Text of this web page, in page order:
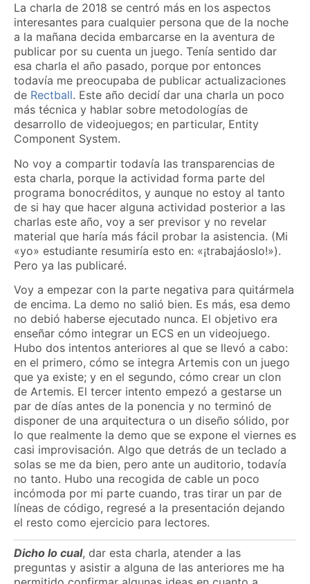
La charla de 2018 se centró más en los aspectos
interesantes para cualquier persona que de la noche
a la mañana decida embarcarse en la aventura de
publicar por su cuenta un juego. Tenía sentido dar
esa charla el año pasado, porque por entonces
todavía me preocupaba de publicar actualizaciones
de Rectball. Este año decidí dar una charla un poco
más técnica y hablar sobre metodologías de
desarrollo de videojuegos; en particular, Entity
Component System.
No voy a compartir todavía las transparencias de
esta charla, porque la actividad forma parte del
programa bonocréditos, y aunque no estoy al tanto
de si hay que hacer alguna actividad posterior a las
charlas este año, voy a ser previsor y no revelar
material que haría más fácil probar la asistencia. (Mi
«yo» estudiante resumiría esto en: «¡trabajáoslo!»).
Pero ya las publicaré.
Voy a empezar con la parte negativa para quitármela
de encima. La demo no salió bien. Es más, esa demo
no debió haberse ejecutado nunca. El objetivo era
enseñar cómo integrar un ECS en un videojuego.
Hubo dos intentos anteriores al que se llevó a cabo:
en el primero, cómo se integra Artemis con un juego
que ya existe; y en el segundo, cómo crear un clon
de Artemis. El tercer intento empezó a gestarse un
par de días antes de la ponencia y no terminó de
disponer de una arquitectura o un diseño sólido, por
lo que realmente la demo que se expone el viernes es
casi improvisación. Algo que detrás de un teclado a
solas se me da bien, pero ante un auditorio, todavía
no tanto. Hubo una recogida de cable un poco
incómoda por mi parte cuando, tras tirar un par de
líneas de código, regresé a la presentación dejando
el resto como ejercicio para lectores.
Dicho lo cual, dar esta charla, atender a las
preguntas y asistir a alguna de las anteriores me ha